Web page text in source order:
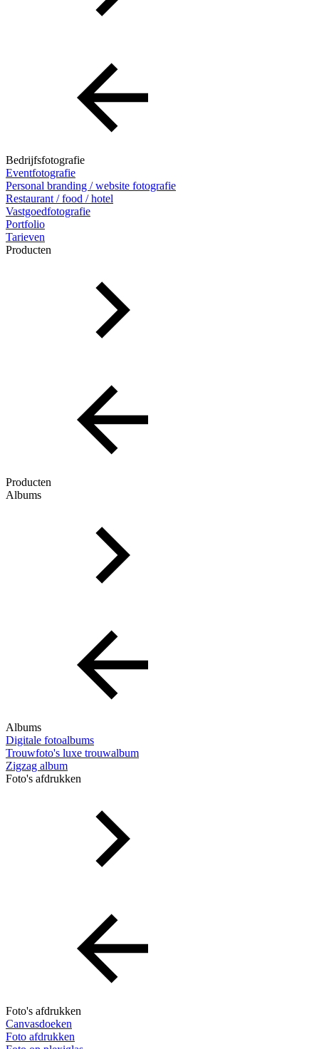
Bedrijfsfotografie
Eventfotografie
Personal branding / website fotografie
Restaurant / food / hotel
Vastgoedfotografie
Portfolio
Tarieven
Producten
Producten
Albums
Albums
Digitale fotoalbums
Trouwfoto's luxe trouwalbum
Zigzag album
Foto's afdrukken
Foto's afdrukken
Canvasdoeken
Foto afdrukken